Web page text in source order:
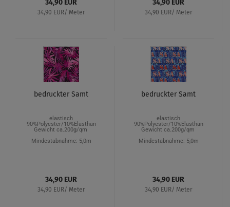
34,90 EUR
34,90 EUR/ Meter
34,90 EUR
34,90 EUR/ Meter
bedruckter Samt
elastisch
90%Polyester/10%Elasthan
Gewicht ca.200g/qm
Mindestabnahme: 5,0m
34,90 EUR
34,90 EUR/ Meter
bedruckter Samt
elastisch
90%Polyester/10%Elasthan
Gewicht ca.200g/qm
Mindestabnahme: 5,0m
34,90 EUR
34,90 EUR/ Meter